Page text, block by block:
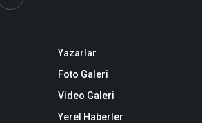
Yazarlar
Foto Galeri
Video Galeri
Yerel Haberler